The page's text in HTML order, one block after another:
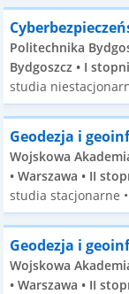
Politechnika
Bydgoszcz • I
studia
Geodezja i
Wojskowa
• Warszawa • II
studia stacjonarne
Geodezja i
Wojskowa
• Warszawa • II